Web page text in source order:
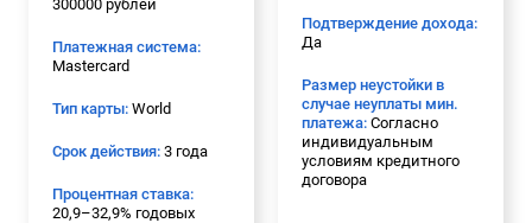
300000 рублей
Платежная система:
Mastercard
Тип карты: World
Срок действия: 3 года
Процентная ставка:
20,9–32,9% годовых
Подтверждение дохода:
Да
Размер неустойки в
случае неуплаты мин.
платежа: Согласно
индивидуальным
условиям кредитного
договора